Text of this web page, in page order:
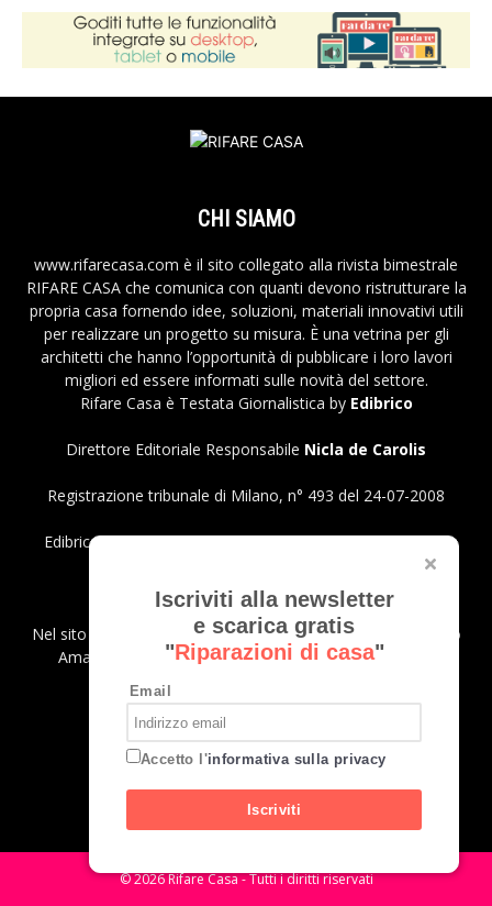
Iscriviti alla newsletter
e scarica gratis
"Riparazioni di casa"
Email
Accetto l'informativa sulla privacy
Iscriviti
CHI SIAMO
www.rifarecasa.com è il sito collegato alla rivista bimestrale
RIFARE CASA che comunica con quanti devono ristrutturare la
propria casa fornendo idee, soluzioni, materiali innovativi utili
per realizzare un progetto su misura. È una vetrina per gli
architetti che hanno l’opportunità di pubblicare i loro lavori
migliori ed essere informati sulle novità del settore.
Rifare Casa è Testata Giornalistica by Edibrico
Direttore Editoriale Responsabile Nicla de Carolis
Registrazione tribunale di Milano, n° 493 del 24-07-2008
Edibrico srl - Viale Emilio Caldara, 44 - 20122 Milano P.iva
Privacy Policy
Nel sito sono presenti prodotti Amazon; in qualità di Affiliato
Amazon riceviamo un guadagno dagli acquisti idonei.
SEGUICI
© 2026 Rifare Casa - Tutti i diritti riservati